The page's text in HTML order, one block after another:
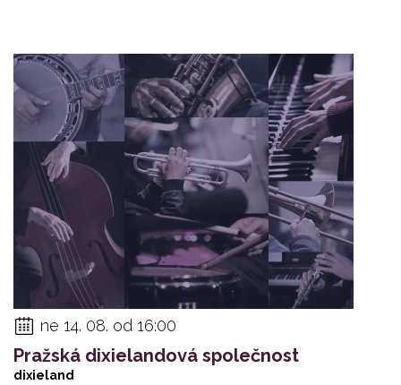
ne 14. 08. od 16:00
Pražská dixielandová společnost
dixieland